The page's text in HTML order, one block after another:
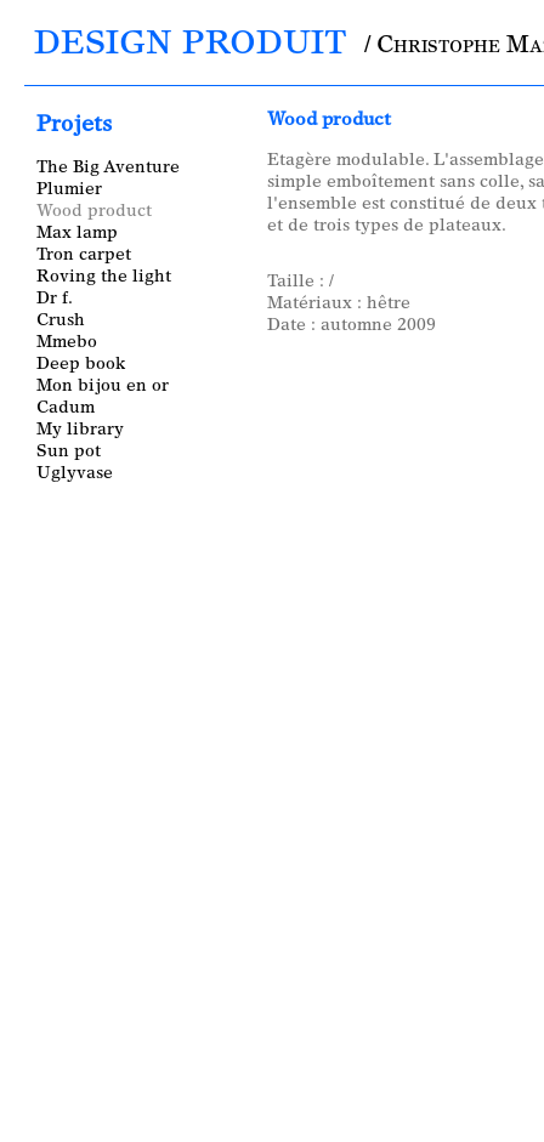
DESIGN PRODUIT / Christophe
Wood product
Etagère modulable.
simple emboîtement sans colle,
l'ensemble est constitué de deux
et de trois types de plateaux.
Taille : /
Matériaux : hêtre
Date : automne 2009
Projets
The Big Aventure
Plumier
Wood product
Max lamp
Tron carpet
Roving the light
Dr f.
Crush
Mmebo
Deep book
Mon bijou en or
Cadum
My library
Sun pot
Uglyvase